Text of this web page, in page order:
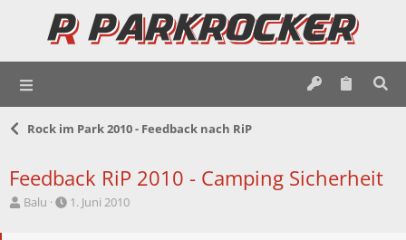
Rock im Park 2010 - Feedback nach RiP
Feedback RiP 2010 - Camping Sicherheit
E
Balu
E1. Juni 2010